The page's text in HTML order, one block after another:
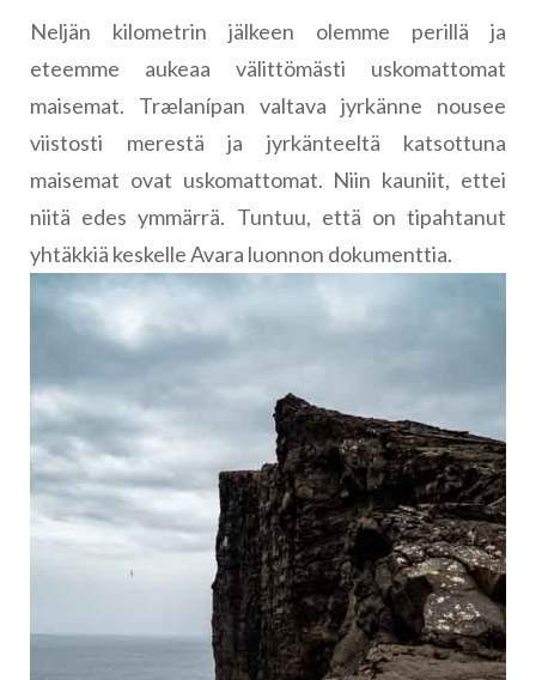
Neljän kilometrin jälkeen olemme perillä ja
eteemme aukeaa välittömästi uskomattomat
maisemat. Trælanípan valtava jyrkänne nousee
viistosti merestä ja jyrkänteeltä katsottuna
maisemat ovat uskomattomat. Niin kauniit, ettei
niitä edes ymmärrä. Tuntuu, että on tipahtanut
yhtäkkiä keskelle Avara luonnon dokumenttia.